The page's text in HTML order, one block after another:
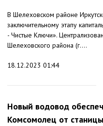
В Шелеховском районе
заключительному этапу
- Чистые Ключи».
Шелеховского района (г....
18.12.2023 01:44
Новый водовод
Комсомолец от